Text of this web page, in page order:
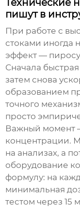
Технические
пишут в
При работе с
стоками иногда
эффект —
Сначала
затем снова
образованием
точного
просто
Важный момент
концентрации.
на анализах, а
оборудование
формулу: на
минимальная
тестом через 15